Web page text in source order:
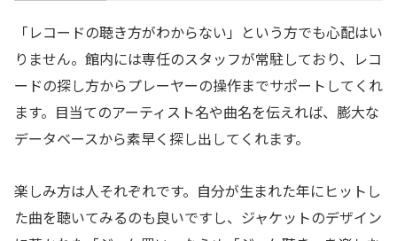
「レコードの聴き方がわからない」という方でも心配はい
りません。館内には専任のスタッフが常駐しており、レコ
ードの探し方からプレーヤーの操作までサポートしてくれ
ます。目当てのアーティスト名や曲名を伝えれば、膨大な
データベースから素早く探し出してくれます。
楽しみ方は人それぞれです。自分が生まれた年にヒットし
た曲を聴いてみるのも良いですし、ジャケットのデザイン